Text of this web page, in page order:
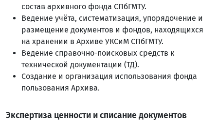
состав архивного фонда СПбГМТУ.
Ведение учёта, систематизация, упорядочение и
размещение документов и фондов, находящихся
на хранении в Архиве УКСиМ СПбГМТУ.
Ведение справочно-поисковых средств к
технической документации (ТД).
Создание и организация использования фонда
пользования Архива.
Экспертиза ценности и списание документов